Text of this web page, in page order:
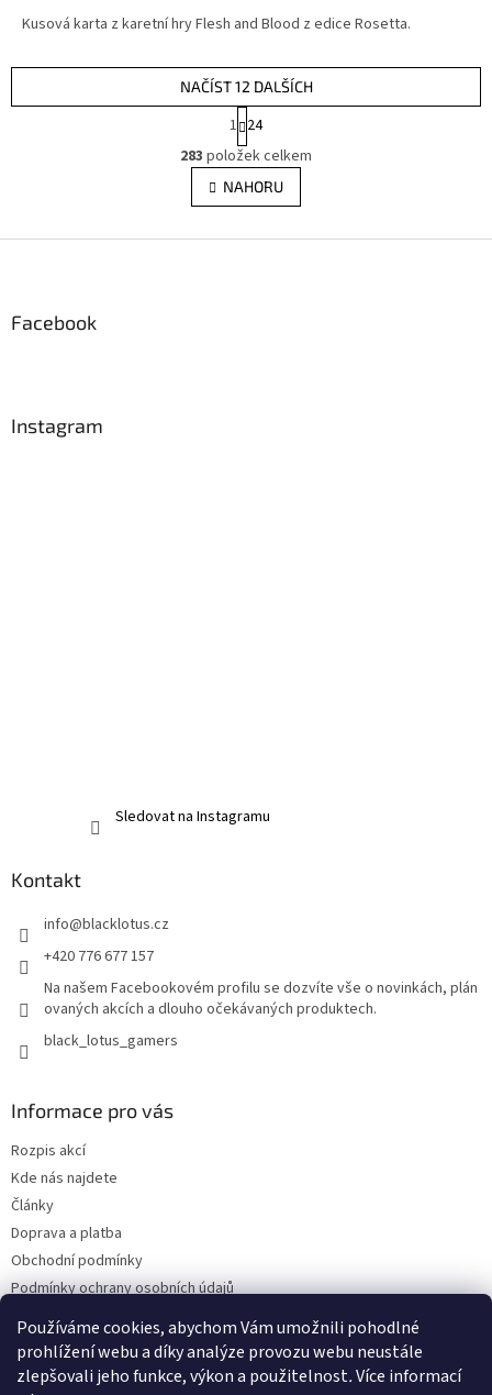
Používáme cookies, abychom Vám umožnili pohodlné
prohlížení webu a díky analýze provozu webu neustále
zlepšovali jeho funkce, výkon a použitelnost.Více informací
Kusová karta z karetní hry Flesh and Blood z edice Rosetta.
O
v
l
á
NAČÍST 12 DALŠÍCH
S
t
r
á
n
k
v
1 24
283 položek celkem
NAHORU
Facebook
Instagram
Sledovat na Instagramu
Kontakt
info@blacklotus.cz
+420 776 677 157
Na našem Facebookovém profilu se dozvíte vše o novinkách, plán
ovaných akcích a dlouho očekávaných produktech.
black_lotus_gamers
Informace pro vás
Rozpis akcí
Kde nás najdete
Články
Doprava a platba
Obchodní podmínky
Podmínky ochrany osobních údajů
Bonusový program - kredity
Odběr Newsletterů